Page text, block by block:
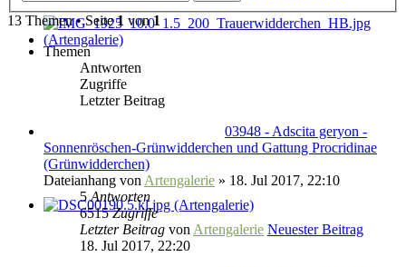
13 Themen • Seite1 von1
Themen
Antworten
Zugriffe
Letzter Beitrag
03948 - Adscita geryon -
Sonnenröschen-Grünwidderchen und Gattung Procridinae
(Grünwidderchen)
Dateianhang von Artengalerie » 18. Jul 2017, 22:10
5Antworten
6515Zugriffe
Letzter Beitrag von Artengalerie Neuester Beitrag
18. Jul 2017, 22:20